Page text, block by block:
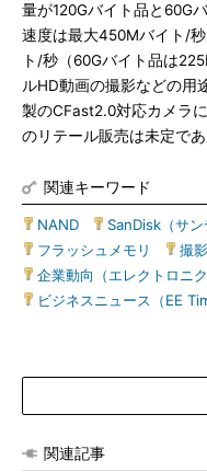
量が120Gバイト品と60G
速度は最大450Mバイト/
ト/秒（60Gバイト品は
ルHD動画の撮影などの用
製のCFast2.0対応カメラ
のリテール販売は未定であ
関連キーワード
NAND SanDisk（サン
フラッシュメモリ
撮影
企業動向（エレクトロニク
ビジネスニュース（EE
関連記事